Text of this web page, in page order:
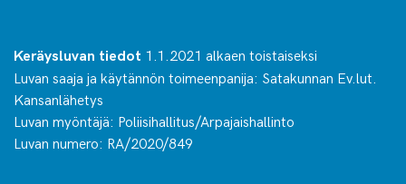
Keräysluvan tiedot 1.1.2021 alkaen toistaiseksi
Luvan saaja ja käytännön toimeenpanija: Satakunnan Ev.lut.
Kansanlähetys
Luvan myöntäjä: Poliisihallitus/Arpajaishallinto
Luvan numero: RA/2020/849